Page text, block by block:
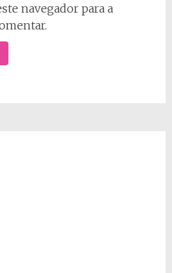
navegador para a